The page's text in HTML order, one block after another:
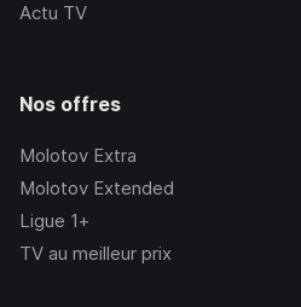
Actu TV
Nos offres
Molotov Extra
Molotov Extended
Ligue 1+
TV au meilleur prix